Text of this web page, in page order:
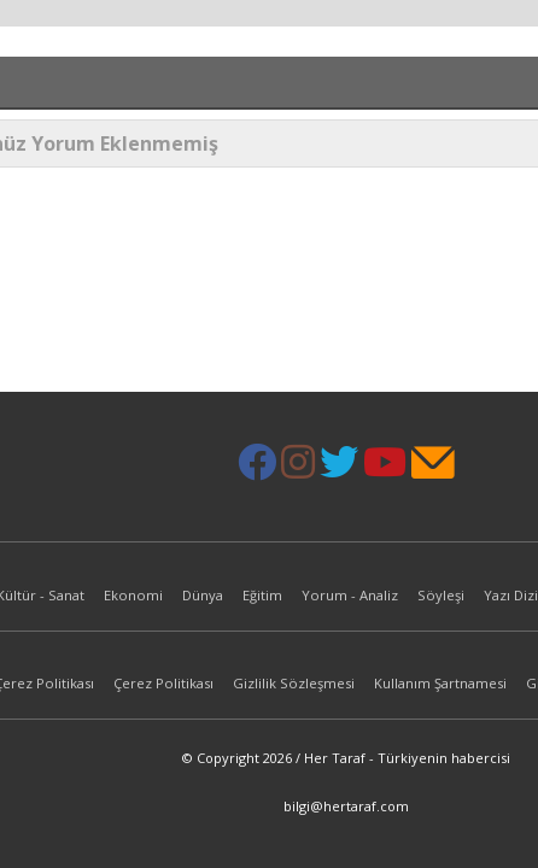
Yorum Eklenmemiş
- Sanat Ekonomi Dünya Eğitim Yorum - Analiz Söyleşi Yazı
Politikası Çerez Politikası Gizlilik Sözleşmesi Kullanım Şartnamesi
© Copyright 2026 / Her Taraf - Türkiyenin habercisi
bilgi@hertaraf.com